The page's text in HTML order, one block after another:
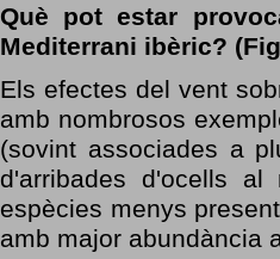
Què pot estar
Mediterrani ibèric?
Els efectes del vent
amb nombrosos
(sovint associades a
d'arribades d'ocells
espècies menys
amb major abundància